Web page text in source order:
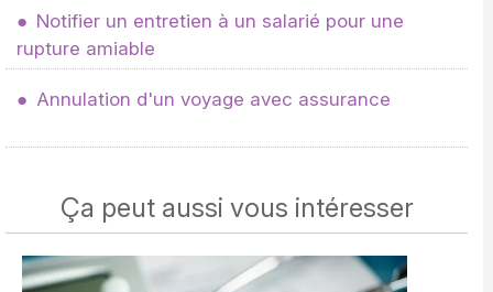
Notifier un entretien à un salarié pour une
rupture amiable
Annulation d'un voyage avec assurance
Ça peut aussi vous intéresser